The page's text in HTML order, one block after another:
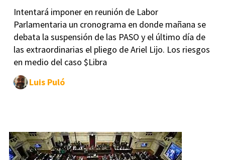
Intentará imponer en reunión de Labor
Parlamentaria un cronograma en donde mañana se
debata la suspensión de las PASO y el último día de
las extraordinarias el pliego de Ariel Lijo. Los riesgos
en medio del caso $Libra
Luis Puló